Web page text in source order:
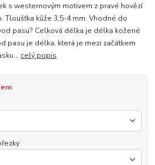
s westernovým motivem z pravé hovězí
Tloušťka kůže 3,5-4 mm. Vhodné do
pasu? Celková délka je délka kožené
pasu je délka, která je mezi začátkem
celý popis